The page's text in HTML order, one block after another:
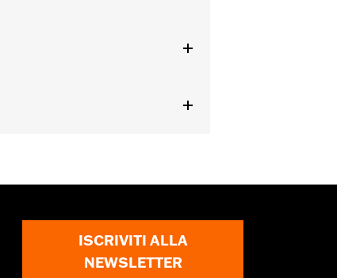
ISCRIVITI ALLA
NEWSLETTER